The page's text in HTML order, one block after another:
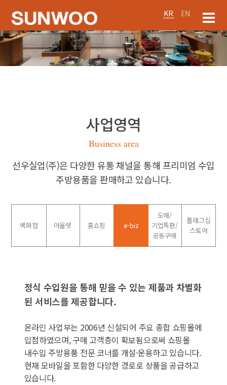
KR EN
사업영역
Business area
선우실업(주)은 다양한 유통 채널을 통해 프리미엄 수입
주방용품을 판매하고 있습니다.
백화점 아울렛 홈쇼핑 e-biz
정식 수입원을 통해 믿을 수 있는 제품과 차별화
된 서비스를 제공합니다.
온라인 사업부는 2006년 신설되어 주요 종합 쇼핑몰에
입점하였으며, 구매 고객층이 확보됨으로써 쇼핑몰
내수입 주방용품 전문 코너를 개설·운용하고 있습니다.
현재 모바일을 포함한 다양한 경로로 상품을 공급하고
있습니다.
도매/
기업특판/
공동구매
플래그십
스토어